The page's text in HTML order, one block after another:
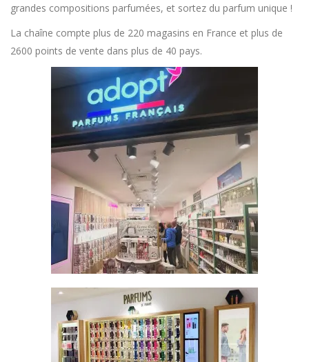
grandes compositions parfumées, et sortez du parfum unique !
La chaîne compte plus de 220 magasins en France et plus de
2600 points de vente dans plus de 40 pays.